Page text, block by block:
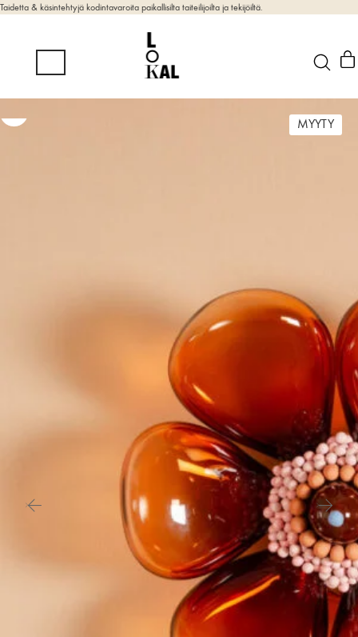
Taidetta & käsintehtyjä kodintavaroita paikallisilta taiteilijoilta ja tekijöiltä.
MYYTY